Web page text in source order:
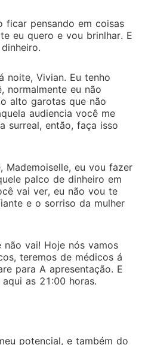
ficar pensando em coisas
eu quero e vou brinlhar. E
noite, Vivian. Eu tenho
normalmente eu não
alto garotas que não
audiencia você me
surreal, então, faça isso
Mademoiselle, eu vou fazer
palco de dinheiro em
vai ver, eu não vou te
e o sorriso da mulher
não vai! Hoje nós vamos
teremos de médicos á
para A apresentação. E
as 21:00 horas.
potencial, e também do